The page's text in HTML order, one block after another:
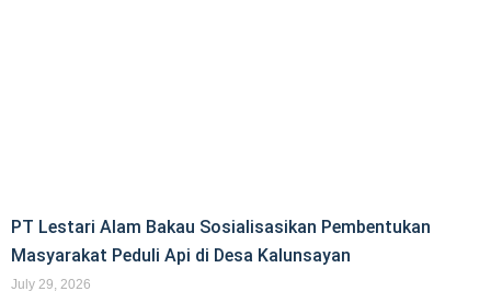
PT Lestari Alam Bakau Sosialisasikan Pembentukan
Masyarakat Peduli Api di Desa Kalunsayan
July 29, 2026